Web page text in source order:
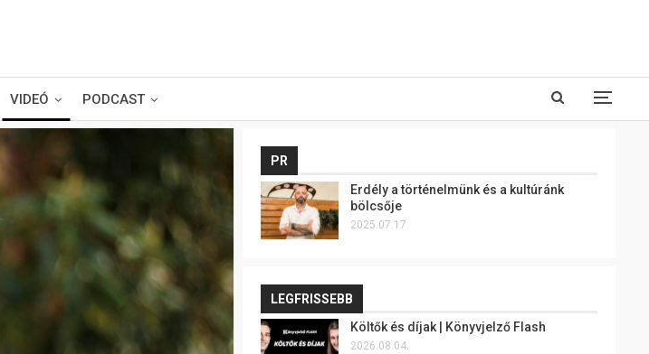
VIDEÓ PODCAST
PR
Erdély a történelmünk és a kultúránk
bölcsője
2025.07.17.
LEGFRISSEBB
Költők és díjak | Könyvjelző Flash
2026.08.04.